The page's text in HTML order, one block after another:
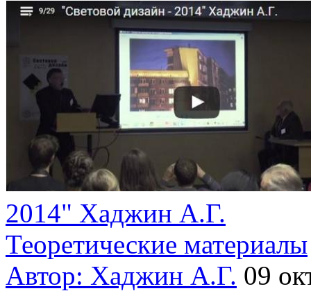
2014" Хаджин А.Г.
Теоретические материалы
Автор: Хаджин А.Г. 09